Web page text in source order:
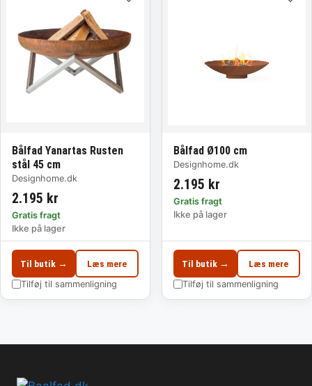
Bålfad Yanartas Rusten
stål 45 cm
Designhome.dk
2.195 kr
Gratis fragt
Ikke på lager
Til butik → Læs mere
Tilføj til sammenligning
Bålfad Ø100 cm
Designhome.dk
2.195 kr
Gratis fragt
Ikke på lager
Til butik → Læs mere
Tilføj til sammenligning